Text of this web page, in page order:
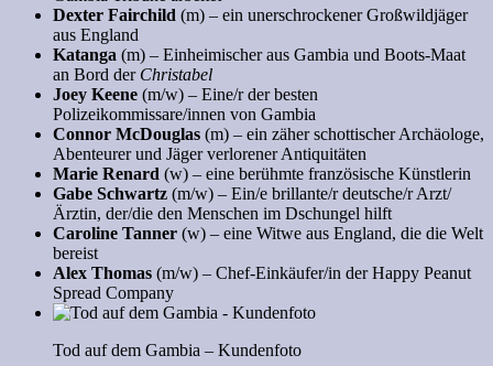
Dexter Fairchild (m) – ein unerschrockener Großwildjäger
aus England
Katanga (m) – Einheimischer aus Gambia und Boots-Maat
an Bord derChristabel
Joey Keene (m/w) – Eine/r der besten
Polizeikommissare/innen von Gambia
Connor McDouglas (m) – ein zäher schottischer Archäologe,
Abenteurer und Jäger verlorener Antiquitäten
Marie Renard (w) – eine berühmte französische Künstlerin
Gabe Schwartz (m/w) – Ein/e brillante/r deutsche/r Arzt/
Ärztin, der/die den Menschen im Dschungel hilft
Caroline Tanner (w) – eine Witwe aus England, die die Welt
bereist
Alex Thomas (m/w) – Chef-Einkäufer/in der Happy Peanut
Spread Company
Tod auf dem Gambia – Kundenfoto